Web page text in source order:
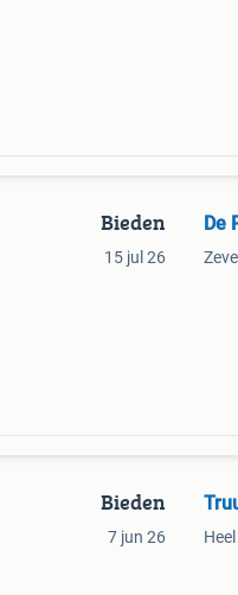
Bieden
15 jul 26
De
Bieden
7 jun 26 Heel